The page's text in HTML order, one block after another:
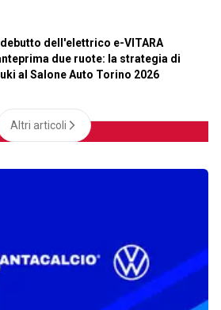
debutto dell'elettrico e-VITARA
due ruote: la strategia di
al Salone Auto Torino 2026
Altri articoli